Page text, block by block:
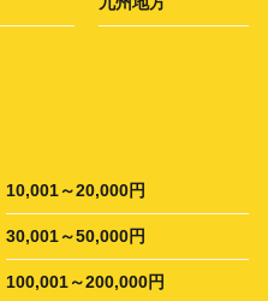
10,001～20,000円
30,001～50,000円
100,001～200,000円